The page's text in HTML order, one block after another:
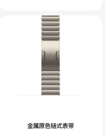
金属原色链式表带